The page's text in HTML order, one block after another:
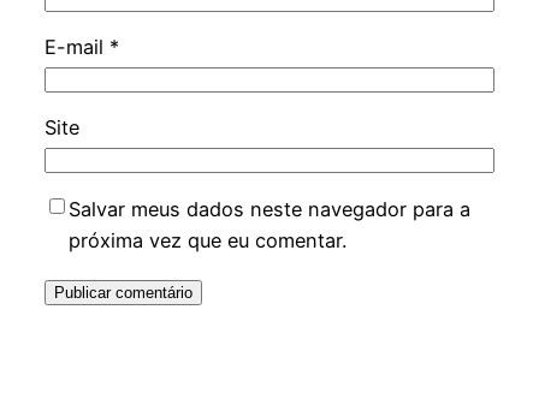
E-mail *
Site
Salvar meus dados neste navegador para a
próxima vez que eu comentar.